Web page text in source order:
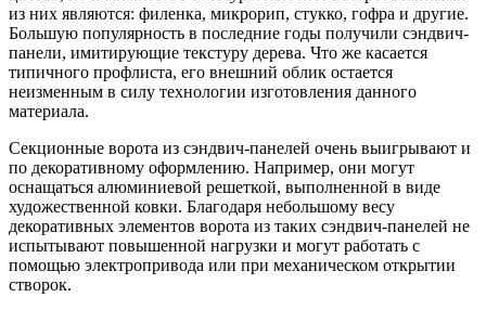
из них являются: филенка, микрорип, стукко, гофра и другие.
Большую популярность в последние годы получили сэндвич-
панели, имитирующие текстуру дерева. Что же касается
типичного профлиста, его внешний облик остается
неизменным в силу технологии изготовления данного
материала.
Секционные ворота из сэндвич-панелей очень выигрывают и
по декоративному оформлению. Например, они могут
оснащаться алюминиевой решеткой, выполненной в виде
художественной ковки. Благодаря небольшому весу
декоративных элементов ворота из таких сэндвич-панелей не
испытывают повышенной нагрузки и могут работать с
помощью электропривода или при механическом открытии
створок.